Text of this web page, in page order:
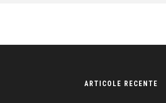
ARTICOLE RECENTE